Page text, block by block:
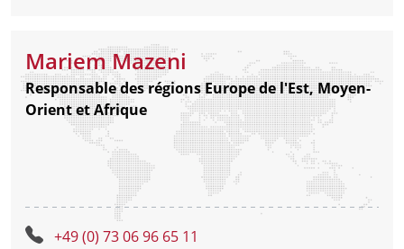
Mariem Mazeni
Responsable des régions Europe de l'Est, Moyen-
Orient et Afrique
+49 (0) 73 06 96 65 11